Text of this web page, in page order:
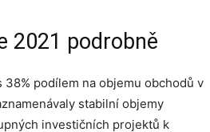
2021 podrobně
podílem na objemu obchodů v
stabilní objemy
investičních projektů k